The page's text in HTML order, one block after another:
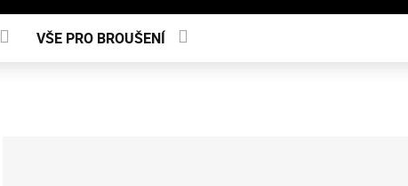
VŠE PRO BROUŠENÍ